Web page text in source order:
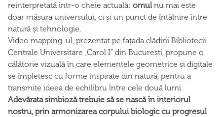
reinterpretată într-o cheie actuală: omulnu mai este
doar măsura universului, ci și un punct de întâlnire între
natură și tehnologie.
Video mapping-ul, prezentat pe fațada clădirii Bibliotecii
Centrale Universitare „Carol I” din București, propune o
călătorie vizuală în care elementele geometrice și digitale
se împletesc cu forme inspirate din natură, pentru a
transmite ideea de echilibru între cele două lumi.
Adevărata simbioză trebuie să se nască în interiorul
nostru, prin armonizarea corpului biologic cu progresul